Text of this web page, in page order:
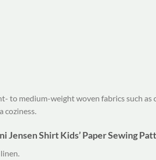
to medium-weight woven fabrics such
coziness.
Jensen Shirt Kids’ Paper Sewing